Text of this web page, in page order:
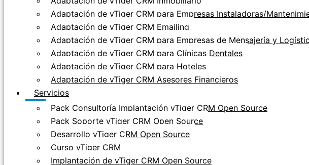
Adaptación de vTiger CRM para Empresas Instaladoras/
Adaptación de vTiger CRM Emailing
Adaptación de vTiger CRM para Empresas de Mensajería y
Adaptación de vTiger CRM para Clínicas Dentales
Adaptación de vTiger CRM para Hoteles
Adaptación de vTiger CRM Asesores Financieros
Servicios
Pack Consultoría Implantación vTiger CRM Open Source
Pack Soporte vTiger CRM Open Source
Desarrollo vTiger CRM Open Source
Curso vTiger CRM
Implantación de vTiger CRM Open Source